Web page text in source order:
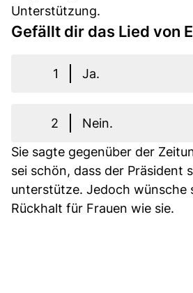
Unterstützung.
Gefällt dir das Lied von
1 Ja.
2
Nein.
Sie sagte gegenüber der
sei schön, dass der Präsident
unterstütze. Jedoch wünsche
Rückhalt für Frauen wie sie.